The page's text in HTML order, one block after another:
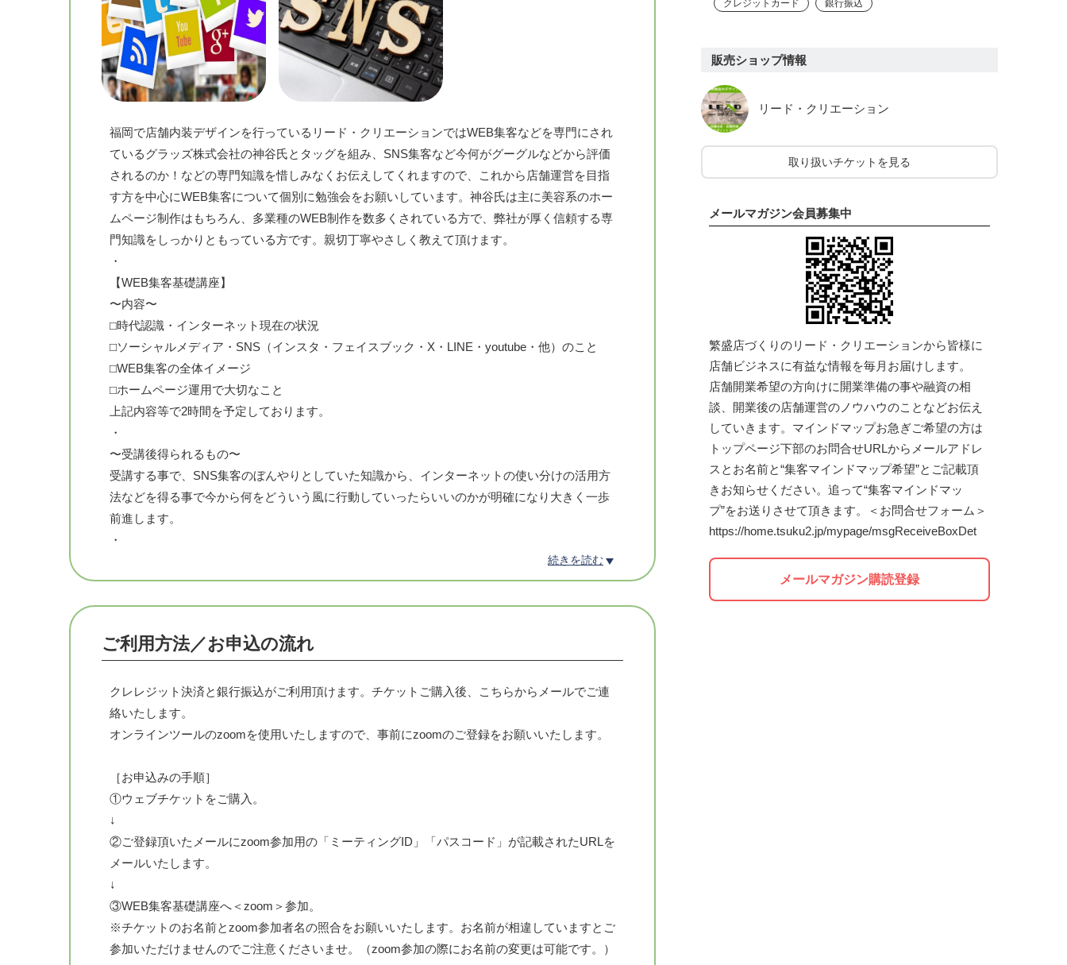
福岡で店舗内装デザインを行っているリード・クリエーションではWEB集客などを専門にされ
ているグラッズ株式会社の神谷氏とタッグを組み、SNS集客など今何がグーグルなどから評価
されるのか！などの専門知識を惜しみなくお伝えしてくれますので、これから店舗運営を目指
す方を中心にWEB集客について個別に勉強会をお願いしています。神谷氏は主に美容系のホー
ムページ制作はもちろん、多業種のWEB制作を数多くされている方で、弊社が厚く信頼する専
門知識をしっかりともっている方です。親切丁寧やさしく教えて頂けます。
・
【WEB集客基礎講座】
〜内容〜
⬜︎時代認識・インターネット現在の状況
⬜︎ソーシャルメディア・SNS（インスタ・フェイスブック・X・LINE・youtube・他）のこと
⬜︎WEB集客の全体イメージ
⬜︎ホームページ運用で大切なこと
上記内容等で2時間を予定しております。
・
〜受講後得られるもの〜
受講する事で、SNS集客のぼんやりとしていた知識から、インターネットの使い分けの活用方
法などを得る事で今から何をどういう風に行動していったらいいのかが明確になり大きく一歩
前進します。
・
◆普段の事業内容=ウェブサイト企画・制作|WEBサイト運用サポート、管理保守|WEBマーケ
ティング/WEBプロモーション|インターネット広告運用代行|ヘアサロン専用WEB制作、サポー
◆グラッズホームページ紹介
続きを読む
ご利用方法／お申込の流れ
クレレジット決済と銀行振込がご利用頂けます。チケットご購入後、こちらからメールでご連
絡いたします。
オンラインツールのzoomを使用いたしますので、事前にzoomのご登録をお願いいたします。
［お申込みの手順］
①ウェブチケットをご購入。
↓
②ご登録頂いたメールにzoom参加用の「ミーティングID」「パスコード」が記載されたURLを
メールいたします。
↓
③WEB集客基礎講座へ＜zoom＞参加。
※チケットのお名前とzoom参加者名の照合をお願いいたします。お名前が相違していますとご
参加いただけませんのでご注意くださいませ。（zoom参加の際にお名前の変更は可能です。）
クレジットカード 銀行振込
販売ショップ情報
リード・クリエーション
取り扱いチケットを見る
メールマガジン会員募集中
繁盛店づくりのリード・クリエーションから皆様に
店舗ビジネスに有益な情報を毎月お届けします。
店舗開業希望の方向けに開業準備の事や融資の相
談、開業後の店舗運営のノウハウのことなどお伝え
していきます。マインドマップお急ぎご希望の方は
トップページ下部のお問合せURLからメールアドレ
スとお名前と“集客マインドマップ希望”とご記載頂
きお知らせください。追って“集客マインドマッ
プ”をお送りさせて頂きます。＜お問合せフォーム＞
https://home.tsuku2.jp/mypage/msgReceiveBoxDet
メールマガジン購読登録